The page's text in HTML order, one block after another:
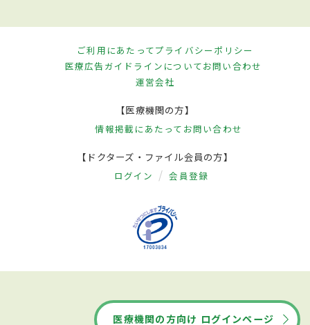
ご利用にあたってプライバシーポリシー
医療広告ガイドラインについてお問い合わせ
運営会社
【医療機関の方】
情報掲載にあたって お問い合わせ
【ドクターズ・ファイル会員の方】
ログイン 会員登録
医療機関の方向け ログインページ